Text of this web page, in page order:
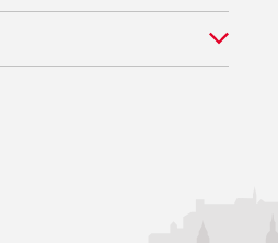
Instagram
auf YouTube
auf Pinterest
auf TikTok